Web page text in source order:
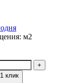
м2
клик